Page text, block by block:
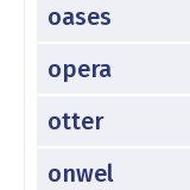
oases
opera
otter
onwel